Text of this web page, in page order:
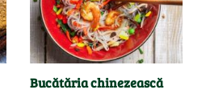
Bucătăria chinezească